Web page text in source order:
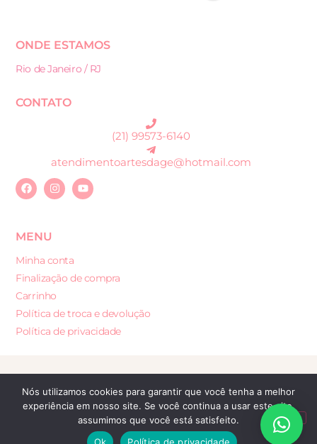
ONDE ESTAMOS
Rio de Janeiro / RJ
CONTATO
(21) 99573-6140
atendimentoartesdage@hotmail.com
MENU
Minha conta
Finalização de compra
Carrinho
Política de troca e devolução
Política de privacidade
Desenvolvido por: Sites e Lojas Virtuais
Nós utilizamos cookies para garantir que você tenha a melhor
experiência em nosso site. Se você continua a usar este site,
assumimos que você está satisfeito.
Ok
Política de privacidade